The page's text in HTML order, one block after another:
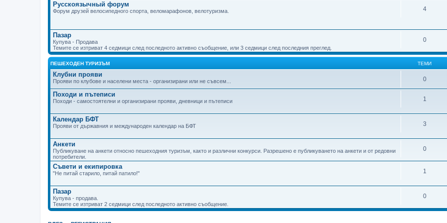
Русскоязычный форум
Форум друзей велосипедного спорта, веломарафонов, велотуризма. 4
Пазар
Купува - Продава
Темите се изтриват 4 седмици след последното активно съобщение, или 3 седмици след последния преглед.
0
ПЕШЕХОДЕН ТУРИЗЪМ ТЕМИ
Клубни прояви
Прояви по клубове и населени места - организирани или не съвсем... 0
Походи и пътеписи
Походи - самостоятелни и организирани прояви, дневници и пътеписи 1
Календар БФТ
Прояви от държавния и международен календар на БФТ 3
Анкети
Публикуване на анкети относно пешеходния туризъм, както и различни конкурси. Разрешено е публикуването на анкети и от редовни
потребители.
0
Съвети и екипировка
"Не питай старило, питай патило!" 1
Пазар
Купува - продава.
Темите се изтриват 2 седмици след последното активно съобщение.
0